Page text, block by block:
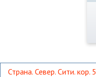
Страна. Север. Сити. кор. 5